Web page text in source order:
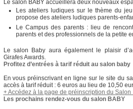
Le salon BABY accueillera deux nouveaux
Les ateliers ludiques sur le thème du
propose des ateliers ludiques parents-
Le Campus des parents : lieu de
parents et des professionnels de la petite
Le salon Baby aura également le plaisir
Girafes Awards.
Profitez d’entrées à tarif réduit au salon baby
En vous préinscrivant en ligne sur le site du
accès à tarif réduit : 6 euros au lieu de 10,50
+ Accédez à la page de préinscription du Salon
Les prochains rendez-vous du salon BABY